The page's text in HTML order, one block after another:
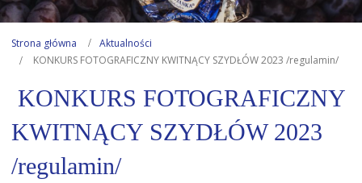
Strona główna
Aktualności
KONKURS FOTOGRAFICZNY KWITNĄCY SZYDŁÓW 2023 /regulamin/
KONKURS FOTOGRAFICZNY
KWITNĄCY SZYDŁÓW 2023
/regulamin/